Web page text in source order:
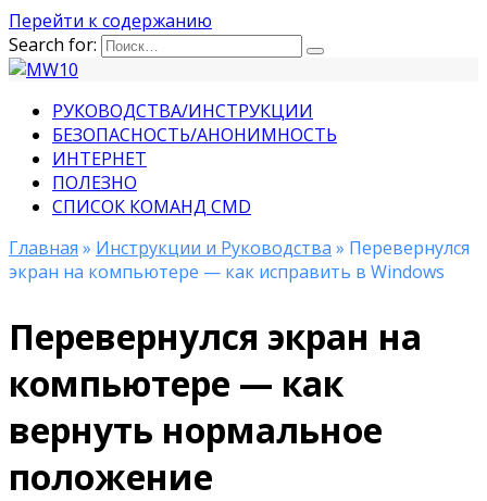
Перейти к содержанию
Search for:
РУКОВОДСТВА/ИНСТРУКЦИИ
БЕЗОПАСНОСТЬ/АНОНИМНОСТЬ
ИНТЕРНЕТ
ПОЛЕЗНО
СПИСОК КОМАНД CMD
Главная » Инструкции и Руководства » Перевернулся
экран на компьютере — как исправить в Windows
Перевернулся экран на
компьютере — как
вернуть нормальное
положение